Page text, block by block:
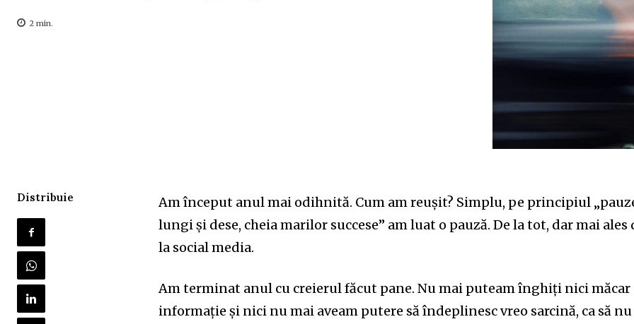
2 min.
Distribuie
Am început anul mai odihnită. Cum am reușit? Simplu, pe principiul
lungi și dese, cheia marilor succese” am luat o pauză. De la tot, dar mai ales
la social media.
Am terminat anul cu creierul făcut pane. Nu mai puteam înghiți nici măcar
informație și nici nu mai aveam putere să îndeplinesc vreo sarcină, ca să nu